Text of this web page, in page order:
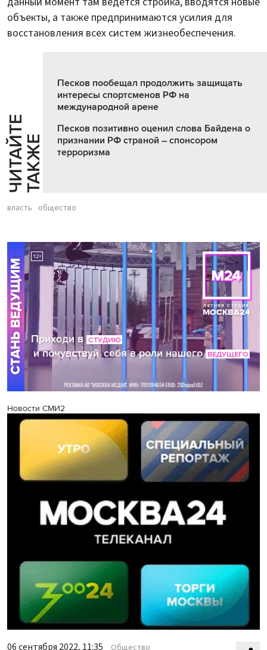
объекты, а также предпринимаются усилия для
восстановления всех систем жизнеобеспечения.
Ч
И
Т
АЙ
Т
Е
Т
А
К
ЖЕ
Песков пообещал продолжить защищать
интересы спортсменов РФ на
международной арене
Песков позитивно оценил слова Байдена о
признании РФ страной – спонсором
терроризма
власть общество
Новости СМИ2
06 сентября 2022, 11:35 Общество